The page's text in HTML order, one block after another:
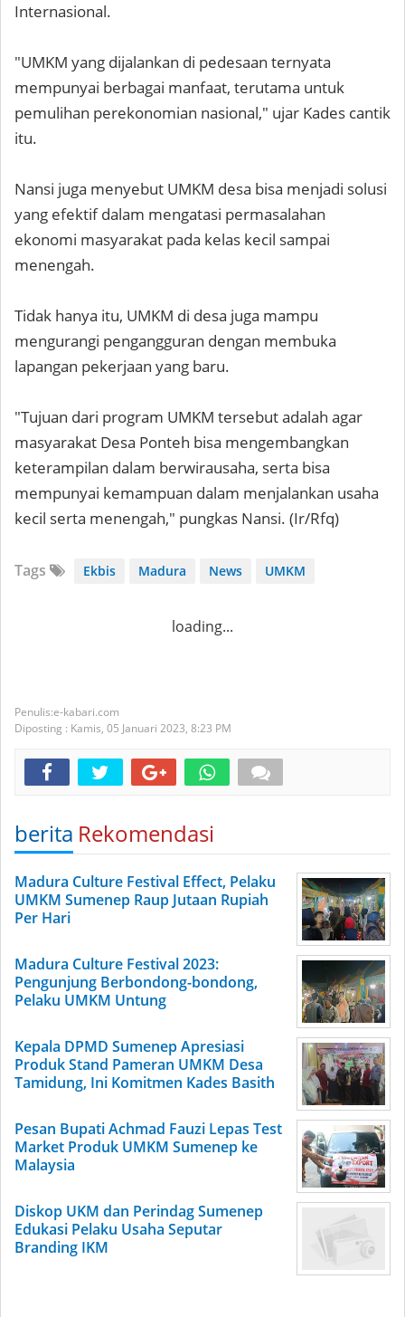
Internasional.
"UMKM yang dijalankan di pedesaan ternyata
mempunyai berbagai manfaat, terutama untuk
pemulihan perekonomian nasional," ujar Kades cantik
itu.
Nansi juga menyebut UMKM desa bisa menjadi solusi
yang efektif dalam mengatasi permasalahan
ekonomi masyarakat pada kelas kecil sampai
menengah.
Tidak hanya itu, UMKM di desa juga mampu
mengurangi pengangguran dengan membuka
lapangan pekerjaan yang baru.
"Tujuan dari program UMKM tersebut adalah agar
masyarakat Desa Ponteh bisa mengembangkan
keterampilan dalam berwirausaha, serta bisa
mempunyai kemampuan dalam menjalankan usaha
kecil serta menengah," pungkas Nansi. (Ir/Rfq)
Tags Ekbis Madura News UMKM
loading...
e-kabari.com
Diposting : Kamis, 05 Januari 2023, 8:23 PM
berita Rekomendasi
Madura Culture Festival Effect, Pelaku
UMKM Sumenep Raup Jutaan Rupiah
Per Hari
Madura Culture Festival 2023:
Pengunjung Berbondong-bondong,
Pelaku UMKM Untung
Kepala DPMD Sumenep Apresiasi
Produk Stand Pameran UMKM Desa
Tamidung, Ini Komitmen Kades Basith
Pesan Bupati Achmad Fauzi Lepas Test
Market Produk UMKM Sumenep ke
Malaysia
Diskop UKM dan Perindag Sumenep
Edukasi Pelaku Usaha Seputar
Branding IKM